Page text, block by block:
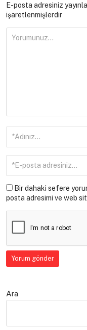
E-posta adresiniz
işaretlenmişlerdir
Bir dahaki sefere
posta adresimi ve web
Ara